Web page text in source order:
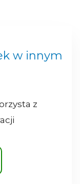
w innym
z